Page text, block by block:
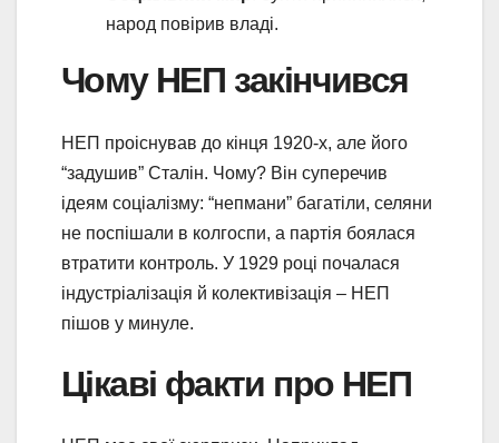
народ повірив владі.
Чому НЕП закінчився
НЕП проіснував до кінця 1920-х, але його
“задушив” Сталін. Чому? Він суперечив
ідеям соціалізму: “непмани” багатіли, селяни
не поспішали в колгоспи, а партія боялася
втратити контроль. У 1929 році почалася
індустріалізація й колективізація – НЕП
пішов у минуле.
Цікаві факти про НЕП